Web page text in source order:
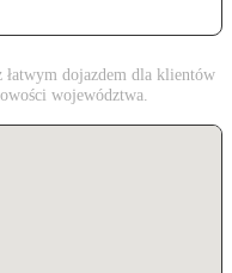
dojazdem dla klientów
województwa.